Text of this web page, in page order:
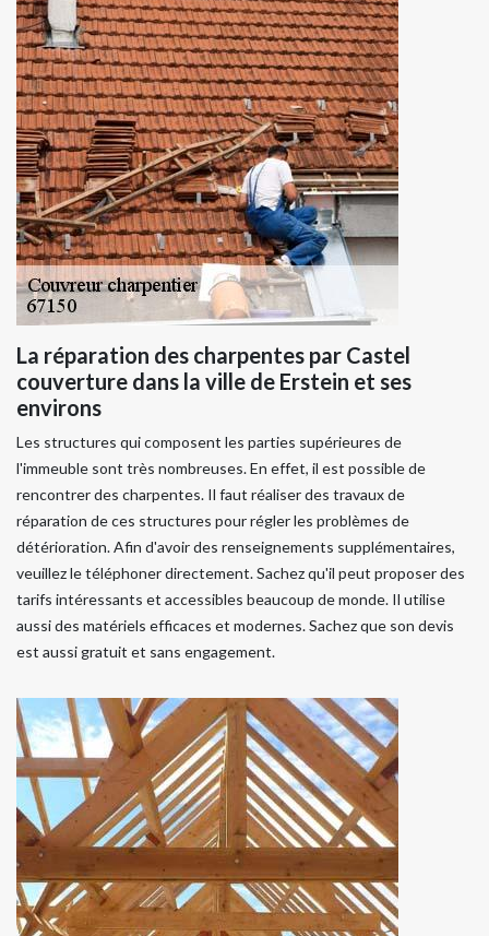
La réparation des charpentes par Castel
couverture dans la ville de Erstein et ses
environs
Les structures qui composent les parties supérieures de
l'immeuble sont très nombreuses. En effet, il est possible de
rencontrer des charpentes. Il faut réaliser des travaux de
réparation de ces structures pour régler les problèmes de
détérioration. Afin d'avoir des renseignements supplémentaires,
veuillez le téléphoner directement. Sachez qu'il peut proposer des
tarifs intéressants et accessibles beaucoup de monde. Il utilise
aussi des matériels efficaces et modernes. Sachez que son devis
est aussi gratuit et sans engagement.